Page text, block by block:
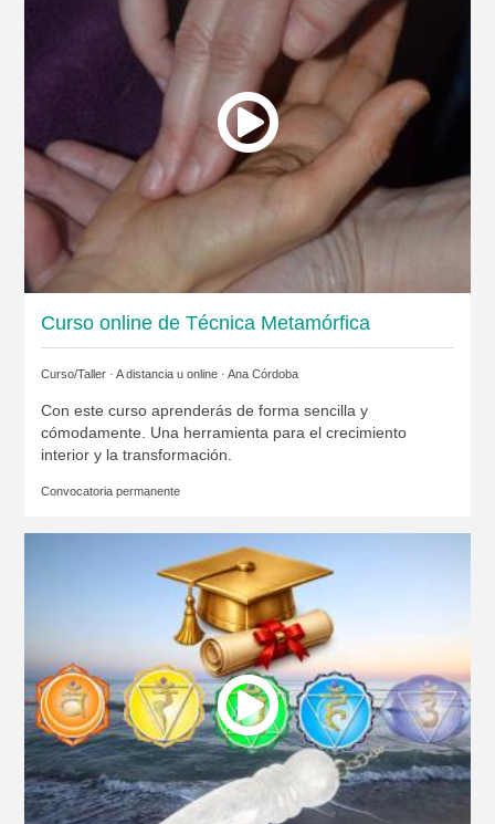
Curso online de Técnica Metamórfica
Curso/Taller · A distancia u online · Ana Córdoba
Con este curso aprenderás de forma sencilla y
cómodamente. Una herramienta para el crecimiento
interior y la transformación.
Convocatoria permanente